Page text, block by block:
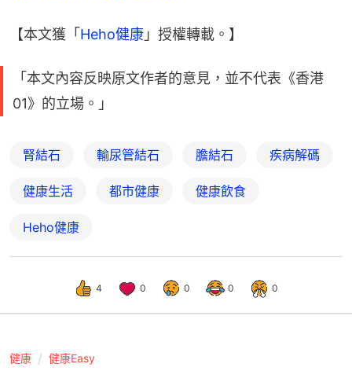
【本文獲「 Heho健康 」授權轉載。】
「本文內容反映原文作者的意見，並不代表《香港
01》的立場。」
腎結石 輸尿管結石 膽結石 疾病解碼
健康生活 都市健康 健康飲食
Heho健康
4 0 0 0 0
健康 健康Easy